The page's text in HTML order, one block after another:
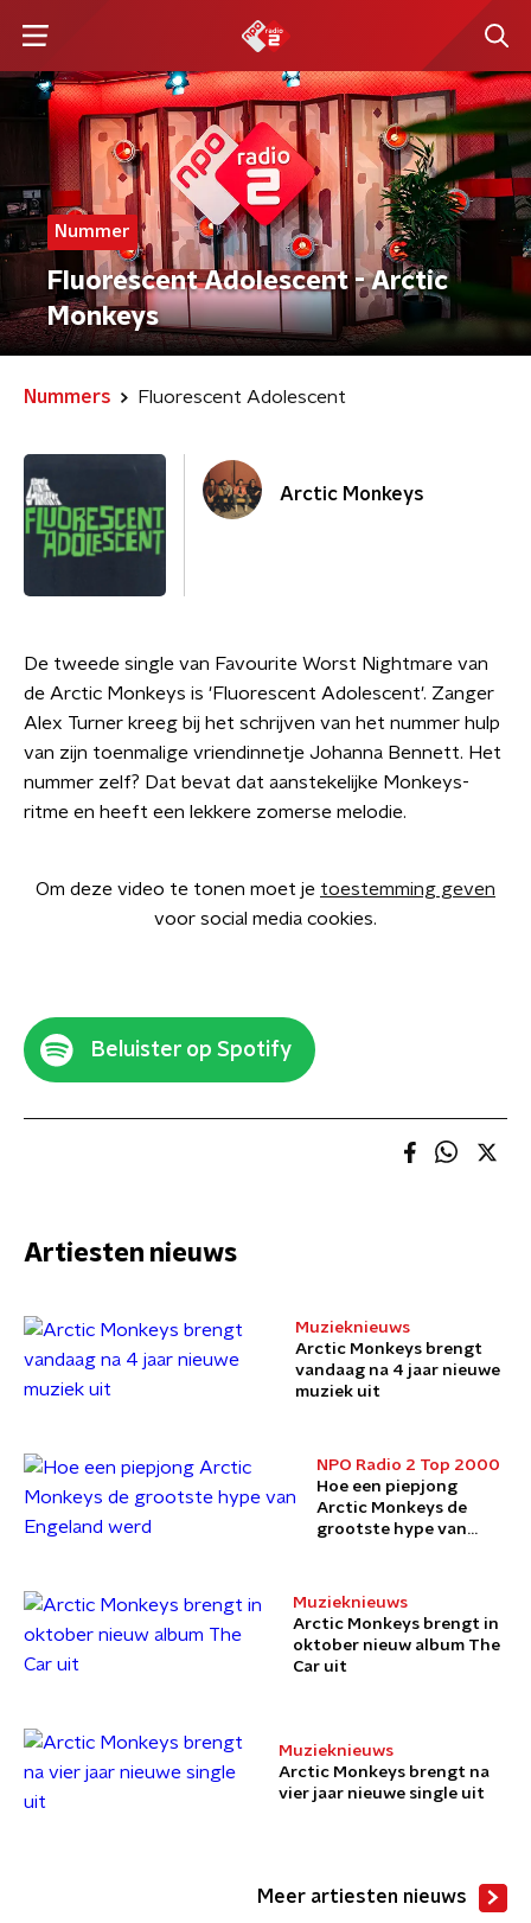
Nummer
Fluorescent Adolescent - Arctic
Monkeys
Nummers Fluorescent Adolescent
Arctic Monkeys
De tweede single van Favourite Worst Nightmare van
de Arctic Monkeys is 'Fluorescent Adolescent'. Zanger
Alex Turner kreeg bij het schrijven van het nummer hulp
van zijn toenmalige vriendinnetje Johanna Bennett. Het
nummer zelf? Dat bevat dat aanstekelijke Monkeys-
ritme en heeft een lekkere zomerse melodie.
Om deze video te tonen moet je toestemming geven
voor social media cookies.
Beluister op Spotify
Artiesten nieuws
Muzieknieuws
Arctic Monkeys brengt
vandaag na 4 jaar nieuwe
muziek uit
NPO Radio 2 Top 2000
Hoe een piepjong
Arctic Monkeys de
grootste hype van
Muzieknieuws
Arctic Monkeys brengt in
oktober nieuw album The
Car uit
Muzieknieuws
Arctic Monkeys brengt na
vier jaar nieuwe single uit
Meer artiesten nieuws